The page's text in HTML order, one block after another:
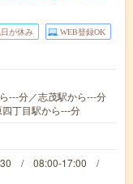
が休み WEB登録OK
---分／志茂駅から---分
丁目駅から---分
/ 08:00-17:00 /